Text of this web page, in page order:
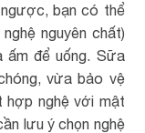
bạn có thể
nguyên chất)
để uống. Sữa
vừa bảo vệ
hợp nghệ với mật
lưu ý chọn nghệ